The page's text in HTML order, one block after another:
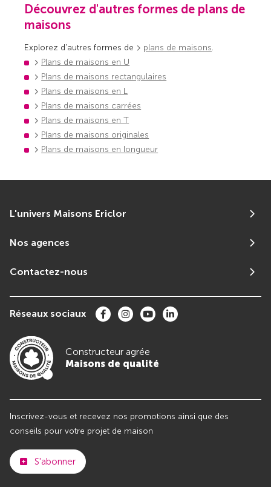
Découvrez d'autres formes de plans de
maisons
Explorez d'autres formes de plans de maisons.
Plans de maisons en U
Plans de maisons rectangulaires
Plans de maisons en L
Plans de maisons carrées
Plans de maisons en T
Plans de maisons originales
Plans de maisons en longueur
L'univers Maisons Ericlor
Nos agences
Contactez-nous
Réseaux sociaux
Constructeur agrée
Maisons de qualité
Inscrivez-vous et recevez nos promotions ainsi que des
conseils pour votre projet de maison
S'abonner